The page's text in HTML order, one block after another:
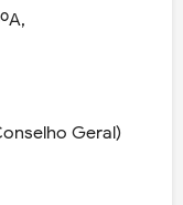
Geral)